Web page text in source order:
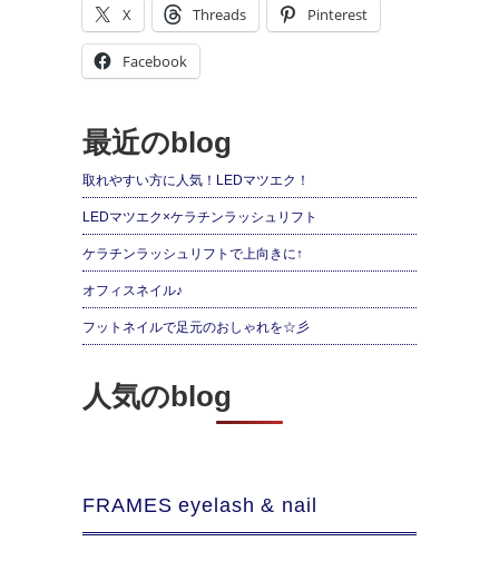
X Threads Pinterest
Facebook
最近のblog
取れやすい方に人気！LEDマツエク！
LEDマツエク×ケラチンラッシュリフト
ケラチンラッシュリフトで上向きに↑
オフィスネイル♪
フットネイルで足元のおしゃれを☆彡
人気のblog
FRAMES eyelash & nail